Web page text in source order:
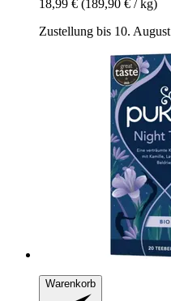
18,99 € (189,90 € / kg)
Zustellung bis 10. August
Warenkorb